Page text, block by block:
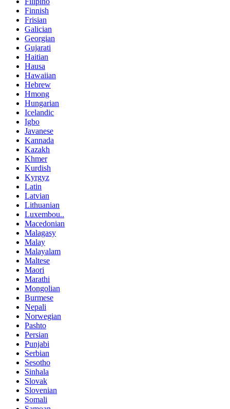
Finnish
Frisian
Galician
Georgian
Gujarati
Haitian
Hausa
Hawaiian
Hebrew
Hmong
Hungarian
Icelandic
Igbo
Javanese
Kannada
Kazakh
Khmer
Kurdish
Kyrgyz
Latin
Latvian
Lithuanian
Luxembou..
Macedonian
Malagasy
Malay
Malayalam
Maltese
Maori
Marathi
Mongolian
Burmese
Nepali
Norwegian
Pashto
Persian
Punjabi
Serbian
Sesotho
Sinhala
Slovak
Slovenian
Somali